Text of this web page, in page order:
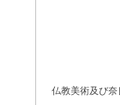
仏教美術及び奈